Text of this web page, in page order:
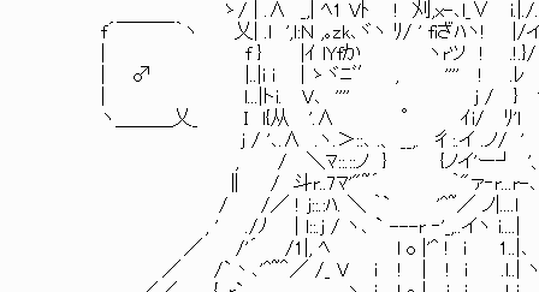
ゝ/ | .∧ _,| ﾍ1 Vﾄ ! 刈,x-､l_∨ i.|./._
f´￣￣￣｀ヽ 乂| .ｌ ',l:Ｎ ,｡zk､ヾヽ ﾘ/
| f } |ｲ lYfか
| ♂ |..|i i | ゝヾﾆﾞ′ , '''' ! .ﾚ 1 │ チノくんは
| l...|トi. V
ヽ＿＿＿乂_ Ｉ l{从 '.∧ ° ｲi/ ﾘ'
j / '､.∧ .ヽ.＞::､ .、 __,. 彳:.イ .ノ/ '
, / ＼ﾏ::.::ノ } {ノイ'ー┘ '、 .
∥ / 斗r..7ﾏ'"~´
/ /／ ! j::.:ﾊ. ＼ ｀` '^~／ ノ|....l Y、 .ﾍヽ＼ │
, ' ./ﾉ | l::.j / ヽ､ ` ---r
／ /'´ /1|, ﾍ l o |'^ ! i 1..|､ 1.ﾍ.
／ /`丶､'^~＾／ /_ V ｉ ! | ! ｉ .l..| ヽ